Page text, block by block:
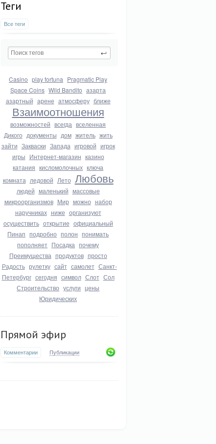
Теги
Все теги
Casino play fortuna Pragmatic Play
Space Coins Wild Bandito азарта
азартный арене атмосферу ближе
Взаимоотношения
возможностей всегда вселенная
Дикого документы дом житель жить
зайти Закваски Запада игровой игрок
игры Интернет-магазин казино
катания кисломолочных ключа
комната ледовой Лето Любовь
людей маленький массовые
микроорганизмов Мир можно набор
наручниках ниже организуют
осуществить открытие официальный
Пинап подробно полон понимать
пополняет Посадка почему
Преимущества продуктов просто
Радость рулетку сайт самолет Санкт-
Петербург сегодня символ Слот Сол
Строительство услуги цены
Юридических
Прямой эфир
Комментарии Публикации